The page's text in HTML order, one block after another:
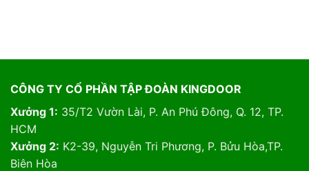
CÔNG TY CỔ PHẦN TẬP ĐOÀN KINGDOOR
Xưởng 1: 35/T2 Vườn Lài, P. An Phú Đông, Q. 12, TP.
HCM
Xưởng 2: K2-39, Nguyễn Tri Phương, P. Bửu Hòa,TP.
Biên Hòa